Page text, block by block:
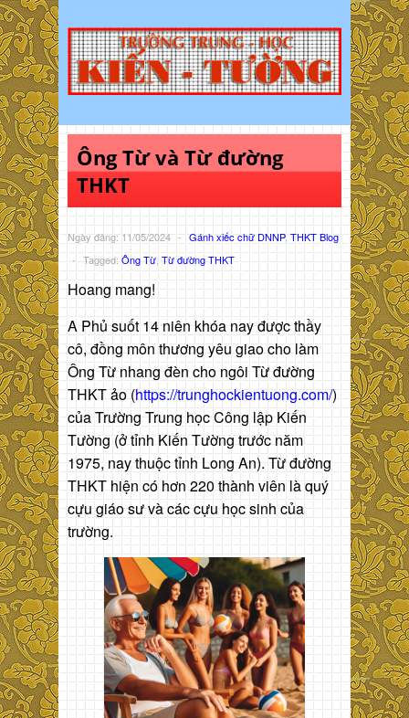
Ông Từ và Từ đường
THKT
Ngày đăng: 11/05/2024 - Gánh xiếc chữ DNNP, THKT Blog
- Tagged: Ông Từ Từ đường THKT
Hoang mang!
A Phủ suốt 14 niên khóa nay được thầy
cô, đồng môn thương yêu giao cho làm
Ông Từ nhang đèn cho ngôi Từ đường
THKT ảo (https://trunghockientuong.com/)
của Trường Trung học Công lập Kiến
Tường (ở tỉnh Kiến Tường trước năm
1975, nay thuộc tỉnh Long An). Từ đường
THKT hiện có hơn 220 thành viên là quý
cựu giáo sư và các cựu học sinh của
trường.